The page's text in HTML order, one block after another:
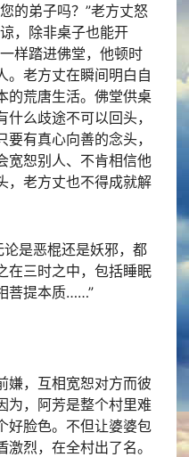
的弟子吗？”老方丈怒
，除非桌子也能开
样踏进佛堂，他顿时
。老方丈在瞬间明白自
的荒唐生活。佛堂供桌
么歧途不可以回头，
有真心向善的念头，
宽恕别人、不肯相信他
，老方丈也不得成就解
是恶棍还是妖邪，都
在三时之中，包括睡眠
菩提本质……”
嫌，互相宽恕对方而彼
为，阿芳是整个村里难
好脸色。不但让婆婆包
烈，在全村出了名。